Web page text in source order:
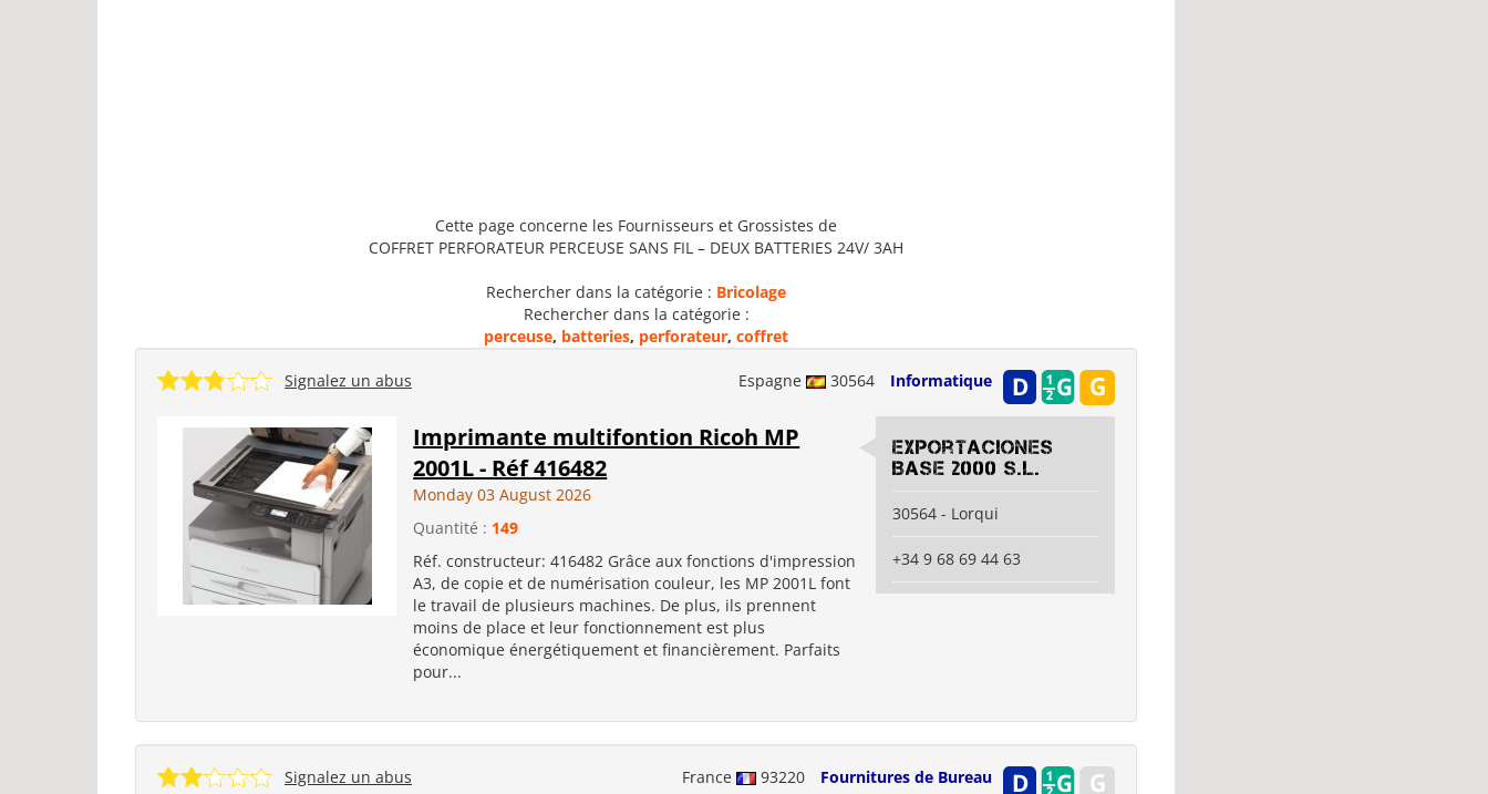
Cette page concerne les Fournisseurs et Grossistes de
COFFRET PERFORATEUR PERCEUSE SANS FIL – DEUX BATTERIES 24V/ 3AH
Rechercher dans la catégorie : Bricolage
Rechercher dans la catégorie :
perceuse, batteries, perforateur, coffret
Espagne 30564 Informatique
Signalez un abus
Imprimante multifontion Ricoh MP
2001L - Réf 416482
Monday 03 August 2026
Quantité : 149
Réf. constructeur: 416482 Grâce aux fonctions d'impression
A3, de copie et de numérisation couleur, les MP 2001L font
le travail de plusieurs machines. De plus, ils prennent
moins de place et leur fonctionnement est plus
économique énergétiquement et financièrement. Parfaits
pour...
Exportaciones
Base 2000 S.L.
30564 - Lorqui
+34 9 68 69 44 63
France 93220 Fournitures de Bureau
Signalez un abus